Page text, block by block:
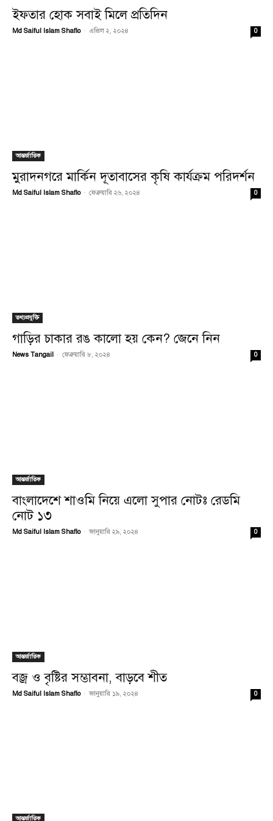
ইফতার হোক সবাই মিলে প্রতিদিন
Md Saiful Islam Shaflo - এপ্রিল ২, ২০২৪ 0
আন্তর্জাতিক
মুরাদনগরে মার্কিন দূতাবাসের কৃষি কার্যক্রম পরিদর্শন
Md Saiful Islam Shaflo - ফেব্রুয়ারি ২৬, ২০২৪ 0
তথ্যপ্রযুক্তি
গাড়ির চাকার রঙ কালো হয় কেন? জেনে নিন
News Tangail - ফেব্রুয়ারি ৮, ২০২৪ 0
আন্তর্জাতিক
বাংলাদেশে শাওমি নিয়ে এলো সুপার নোটঃ রেডমি
নোট ১৩
Md Saiful Islam Shaflo - জানুয়ারি ২৯, ২০২৪ 0
আন্তর্জাতিক
বজ্র ও বৃষ্টির সম্ভাবনা, বাড়বে শীত
Md Saiful Islam Shaflo - জানুয়ারি ১৯, ২০২৪ 0
আন্তর্জাতিক